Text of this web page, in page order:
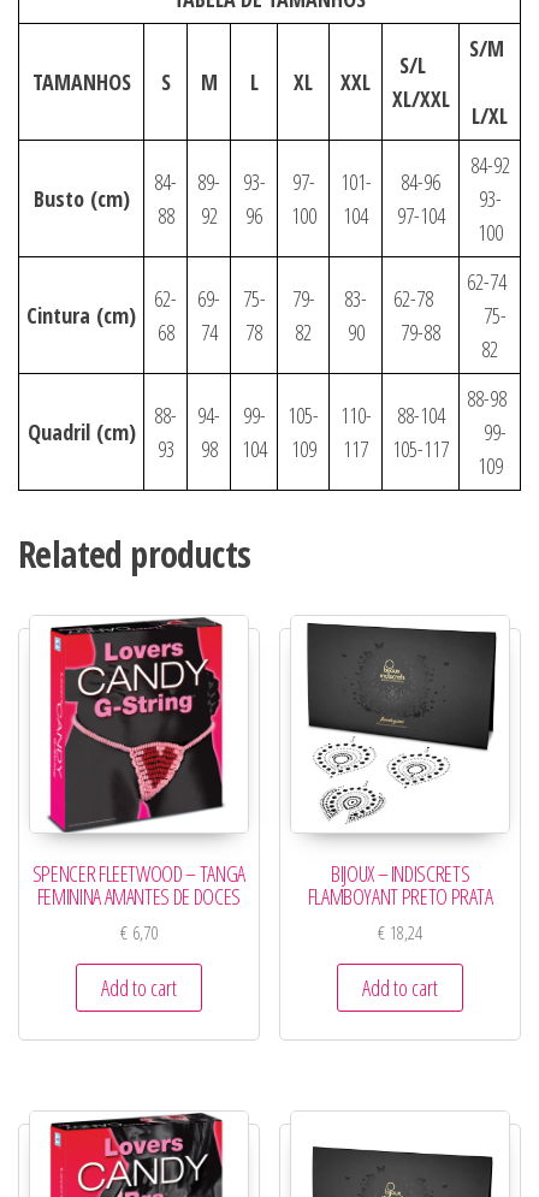
TAMANHOS S M L XL XXL
S/L
XL/XXL
S/M
L/XL
Busto (cm)
84-
88
89-
92
93-
96
97-
100
101-
104
84-96
97-104
84-92
93-
100
Cintura (cm)
62-
68
69-
74
75-
78
79-
82
83-
90
62-78
79-88
62-74
75-
82
Quadril (cm)
88-
93
94-
98
99-
104
105-
109
110-
117
88-104
105-117
88-98
99-
109
Related products
SPENCER FLEETWOOD – TANGA
FEMININA AMANTES DE DOCES
€6,70
Add to cart
BIJOUX – INDISCRETS
FLAMBOYANT PRETO PRATA
€ 18,24
Add to cart